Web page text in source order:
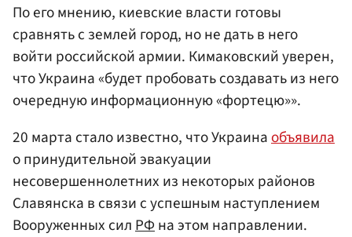
По его мнению, киевские власти готовы
сравнять с землей город, но не дать в него
войти российской армии. Кимаковский уверен,
что Украина «будет пробовать создавать из него
очередную информационную «фортецю»».
20 марта стало известно, что Украинаобъявила
о принудительной эвакуации
несовершеннолетних из некоторых районов
Славянска в связи с успешным наступлением
Вооруженных силРФна этом направлении.